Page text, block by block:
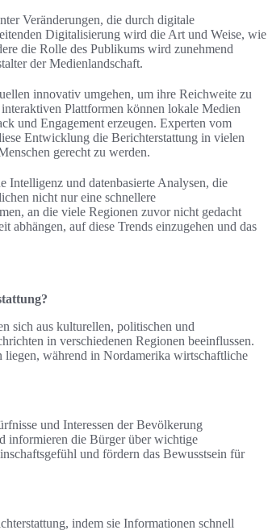
Veränderungen, die durch digitale
Digitalisierung wird die Art und Weise, wie
die Rolle des Publikums wird zunehmend
der Medienlandschaft.
innovativ umgehen, um ihre Reichweite zu
Plattformen können lokale Medien
und Engagement erzeugen. Experten vom
Entwicklung die Berichterstattung in vielen
gerecht zu werden.
und datenbasierte Analysen, die
nicht nur eine schnellere
an die viele Regionen zuvor nicht gedacht
auf diese Trends einzugehen und das
sich aus kulturellen, politischen und
in verschiedenen Regionen beeinflussen.
liegen, während in Nordamerika wirtschaftliche
und Interessen der Bevölkerung
informieren die Bürger über wichtige
und fördern das Bewusstsein für
indem sie Informationen schnell